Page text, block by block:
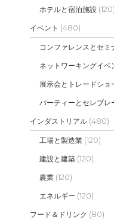
ホテルと宿泊施設 (120)
イベント (480)
コンファレンスとセミ
ネットワーキングイベ
展示会とトレードショ
パーティーとセレブレ
インダストリアル (480)
工場と製造業 (120)
建設と建築 (120)
農業 (120)
エネルギー (120)
フード＆ドリンク (80)